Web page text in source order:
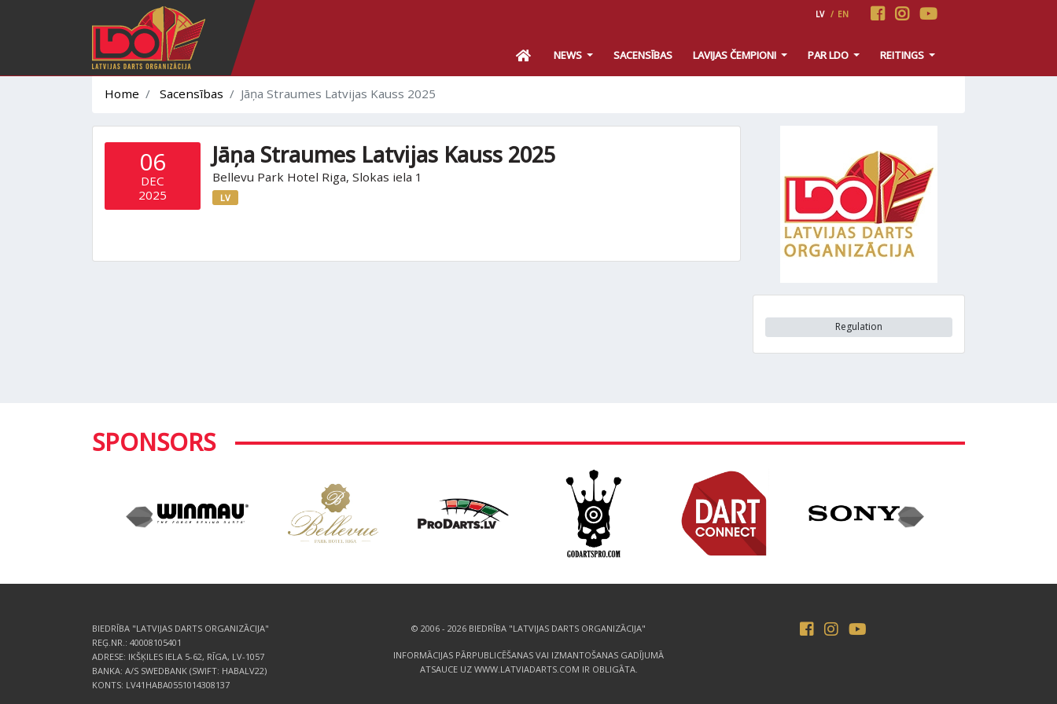
LV / EN
NEWS SACENSĪBAS LAVIJAS ČEMPIONI PAR LDO REITINGS
Home Sacensības Jāņa Straumes Latvijas Kauss 2025
06
DEC
2025
Jāņa Straumes Latvijas Kauss 2025
Bellevu Park Hotel Riga, Slokas iela 1
LV
Regulation
SPONSORS
BIEDRĪBA "LATVIJAS DARTS ORGANIZĀCIJA"
REĢ.NR.: 40008105401
ADRESE: IKŠĶILES IELA 5-62, RĪGA, LV-1057
BANKA: A/S SWEDBANK (SWIFT: HABALV22)
KONTS: LV41HABA0551014308137
© 2006 - 2026 BIEDRĪBA "LATVIJAS DARTS ORGANIZĀCIJA"
INFORMĀCIJAS PĀRPUBLICĒŠANAS VAI IZMANTOŠANAS GADĪJUMĀ
ATSAUCE UZ WWW.LATVIADARTS.COM IR OBLIGĀTA.